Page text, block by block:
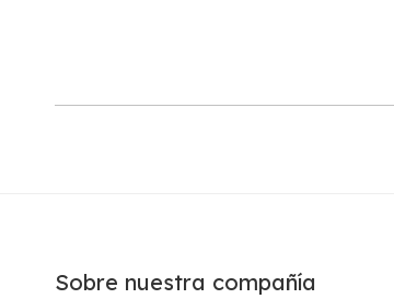
Sobre nuestra compañía